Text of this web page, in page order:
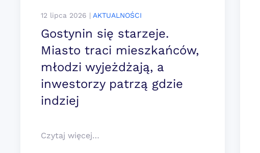
12 lipca 2026 | AKTUALNOŚCI
Gostynin się starzeje.
Miasto traci mieszkańców,
młodzi wyjeżdżają, a
inwestorzy patrzą gdzie
indziej
Czytaj więcej…